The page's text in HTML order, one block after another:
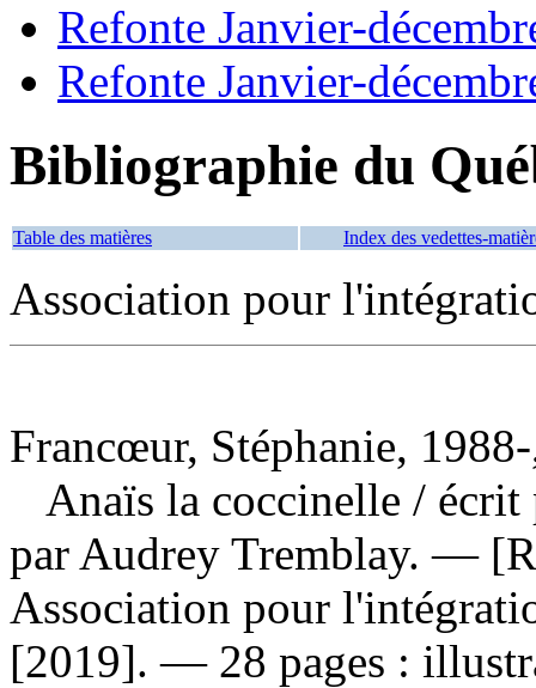
Refonte Janvier-
Refonte Janvier-
Bibliographie du
Table des matières Index des vedettes-
Association pour
Francœur, Stéphanie,
Anaïs la coccinelle / écrit
par Audrey Tremblay. —
Association pour
[2019]. — 28 pages :